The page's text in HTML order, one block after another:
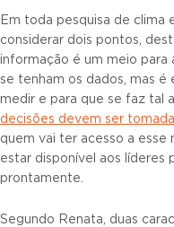
Em toda pesquisa de clima
considerar dois pontos,
informação é um meio para
se tenham os dados, mas
medir e para que se faz tal
decisões devem ser
quem vai ter acesso a esse
estar disponível aos líderes
prontamente.
Segundo Renata, duas